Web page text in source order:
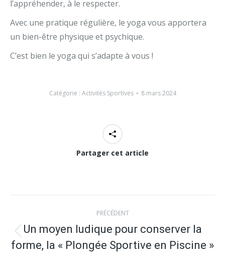
l’appréhender, à le respecter.
Avec une pratique régulière, le yoga vous apportera
un bien-être physique et psychique.
C’est bien le yoga qui s’adapte à vous !
Catégorie : Activités Sportives 8 mars 2024
Partager cet article
Navigation
article
PRÉCÉDENT
Article
précédent
Un moyen ludique pour conserver la
forme, la « Plongée Sportive en Piscine »